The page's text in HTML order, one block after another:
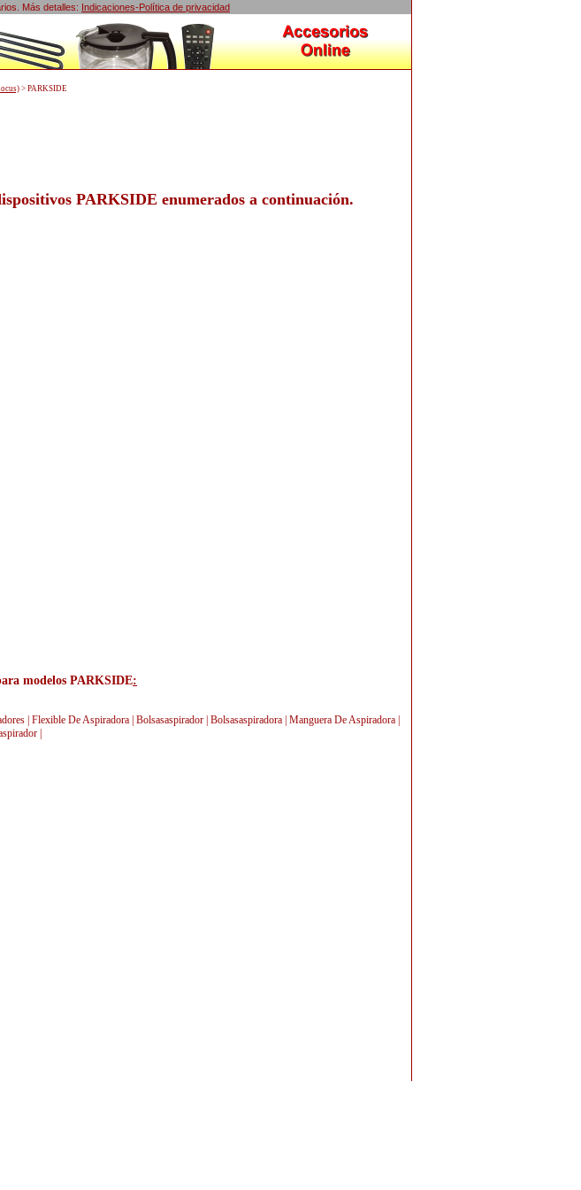
Más detalles: Indicaciones-Política de privacidad
PARKSIDE enumerados a continuación.
modelos PARKSIDE:
| Flexible De Aspiradora | Bolsasaspirador | Bolsasaspiradora | Manguera De Aspiradora |
|
> PARKSIDE